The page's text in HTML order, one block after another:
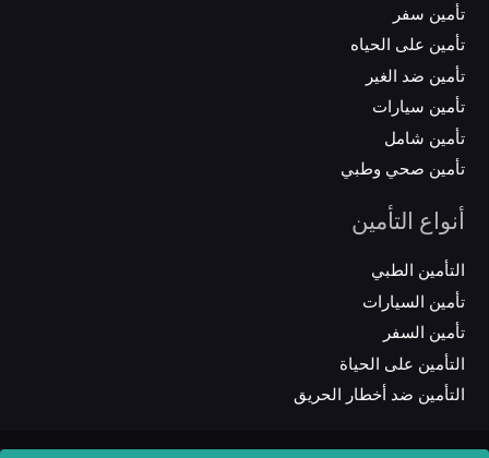
تأمين سفر
تأمين على الحياه
تأمين ضد الغير
تأمين سيارات
تأمين شامل
تأمين صحي وطبي
أنواع التأمين
التأمين الطبي
تأمين السيارات
تأمين السفر
التأمين على الحياة
التأمين ضد أخطار الحريق